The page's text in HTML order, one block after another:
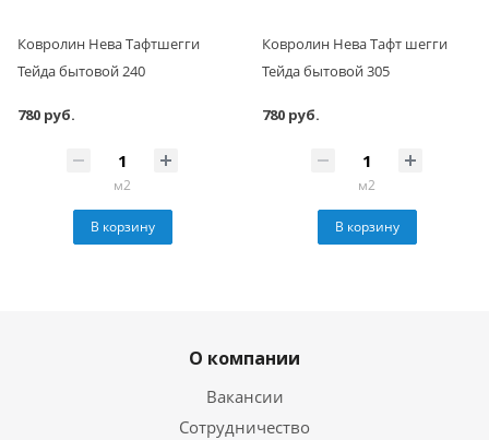
Ковролин Нева Тафтшегги
Тейда бытовой 240
780 руб.
м2
В корзину
Ковролин Нева Тафт шегги
Тейда бытовой 305
780 руб.
м2
В корзину
О компании
Вакансии
Сотрудничество